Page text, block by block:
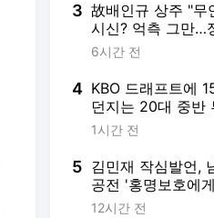
3 故배인규 상주 "무
시신? 억측 그만…
적 장례 진행 중"
6시간 전
4 KBO 드래프트에
던지는 20대 중반
등장한다고? “도대
1시간 전
5 김민재 작심발언,
공전 '홍명보호에
의' 진실 드러나…“
12시간 전